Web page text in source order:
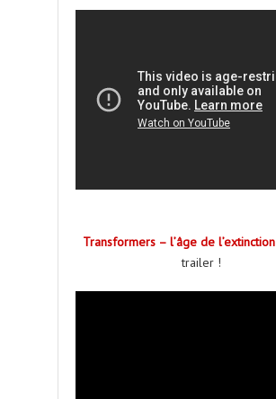
Transformers – l’âge de l’extinction
trailer !